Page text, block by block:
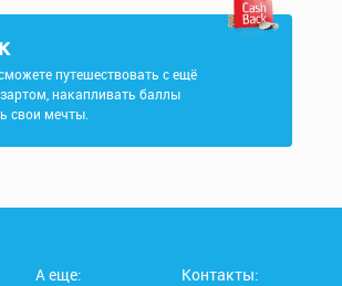
путешествовать с ещё
накапливать баллы
свои мечты.
А еще: Контакты: